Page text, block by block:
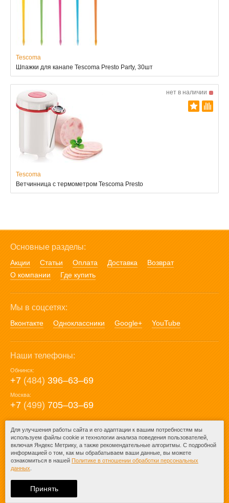
Tescoma
Шпажки для канапе Tescoma Presto Party, 30шт
нет в наличии
Tescoma
Ветчинница с термометром Tescoma Presto
Основные разделы:
Акции Статьи Оплата Доставка
Возврат
О компании
Где купить
Мы в соцсетях:
Вконтакте Одноклассники Google+ YouTube
Наши телефоны:
Обнинск:
+7 (484) 396‒63‒69
Москва:
+7 (499) 705‒03‒69
E-mail:
mail@posuda40.ru
При любом копировании информации
ссылка на
Для улучшения работы сайта и его адаптации к вашим потребностям мы
используем файлы cookie и технологии анализа поведения пользователей,
включая Яндекс Метрику, а также рекомендательные алгоритмы. С подробной
информацией о том, как мы обрабатываем ваши данные, вы можете
ознакомиться в нашей Политике в отношении обработки персональных
данных
Принять